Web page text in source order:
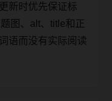
新时优先保证标
图、alt、title和正
语而没有实际阅读